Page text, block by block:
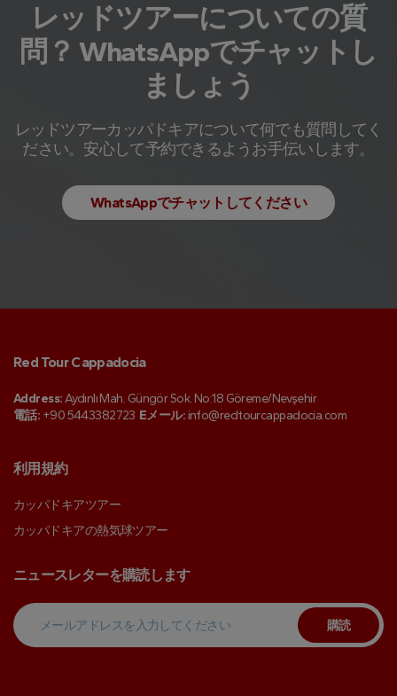
レッドツアーについての質
問？ WhatsAppでチャットし
ましょう
レッドツアーカッパドキアについて何でも質問してく
ださい。安心して予約できるようお手伝いします。
WhatsAppでチャットしてください
Red Tour Cappadocia
Address:Aydınlı Mah. Güngör Sok. No:18 Göreme/Nevşehir
電話: +90 5443382723 Eメール: info@redtourcappadocia.com
利用規約
カッパドキアツアー
カッパドキアの熱気球ツアー
ニュースレターを購読します
購読